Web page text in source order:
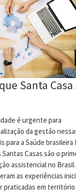
Santa Casa
é urgente para
da gestão
para a Saúde brasileira
Casas são o
assistencial no Brasil.
as experiências
praticadas em território